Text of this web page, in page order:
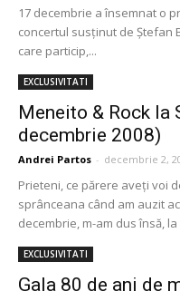
17 decembrie a însemnat o
concertul susţinut de Ştefan
care particip,...
EXCLUSIVITATI
Meneito & Rock la
decembrie 2008)
Andrei Partos - decembrie 2,
Prieteni, ce părere aveţi voi
sprânceana când am auzit
decembrie, m-am dus însă, la
EXCLUSIVITATI
Gala 80 de ani de